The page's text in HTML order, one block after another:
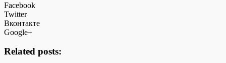
Facebook
Twitter
Вконтакте
Google+
Related posts: